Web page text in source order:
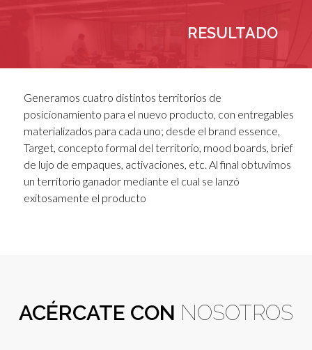
RESULTADO
Generamos cuatro distintos territorios de
posicionamiento para el nuevo producto, con entregables
materializados para cada uno; desde el brand essence,
Target, concepto formal del territorio, mood boards, brief
de lujo de empaques, activaciones, etc. Al final obtuvimos
un territorio ganador mediante el cual se lanzó
exitosamente el producto
ACÉRCATE CON NOSOTROS